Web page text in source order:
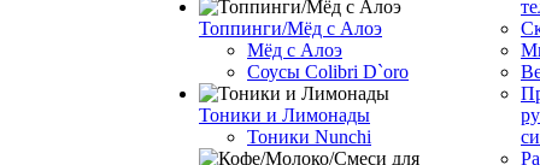
Топпинги/Мёд с Алоэ
Мёд с Алоэ
Соусы Colibri D`oro
Тоники и Лимонады
Тоники Nunchi